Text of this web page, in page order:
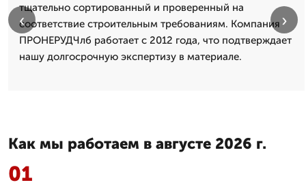
тщательно сортированный и проверенный на
соответствие строительным требованиям. Компания
ПРОНЕРУДЧлб работает с 2012 года, что подтверждает
нашу долгосрочную экспертизу в материале.
‹ ›
Как мы работаем в августе 2026 г.
01